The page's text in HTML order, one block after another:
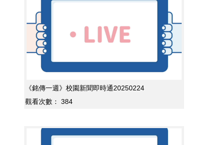
《銘傳一週》校園新聞即時通20250224
觀看次數：
384